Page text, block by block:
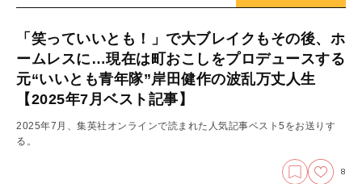
「笑っていいとも！」で大ブレイクもその後、ホ
ームレスに…現在は町おこしをプロデュースする
元“いいとも青年隊”岸田健作の波乱万丈人生
【2025年7月ベスト記事】
2025年7月、集英社オンラインで読まれた人気記事ベスト5をお送りす
る。
8